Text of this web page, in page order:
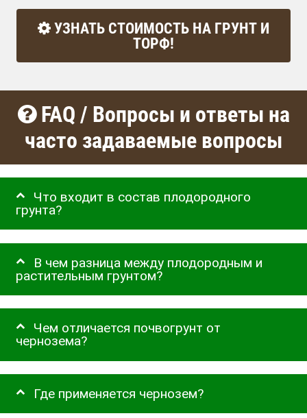
УЗНАТЬ СТОИМОСТЬ НА ГРУНТ И
ТОРФ!
FAQ / Вопросы и ответы на
часто задаваемые вопросы
Что входит в состав плодородного
грунта?
В чем разница между плодородным и
растительным грунтом?
Чем отличается почвогрунт от
чернозема?
Где применяется чернозем?